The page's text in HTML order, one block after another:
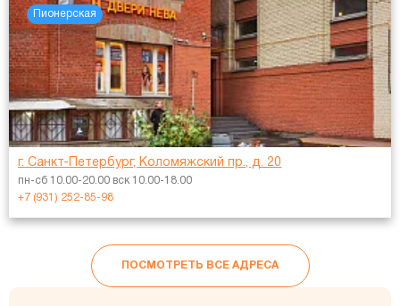
Пионерская
г. Санкт-Петербург, Коломяжский пр., д. 20
пн-сб 10.00-20.00 вск 10.00-18.00
+7 (931) 252-85-98
ПОСМОТРЕТЬ ВСЕ АДРЕСА